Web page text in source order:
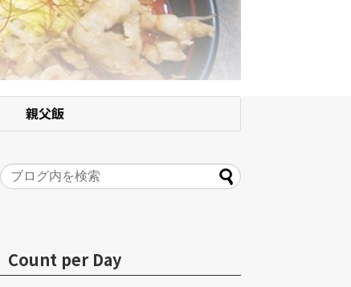
親父飯
Count per Day